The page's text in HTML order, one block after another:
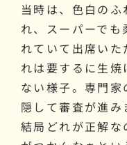
当時は、色白の
れ、スーパーで
れていて出席い
れは要するに生
ない様子。専門
隠して審査が進み
結局どれが正解